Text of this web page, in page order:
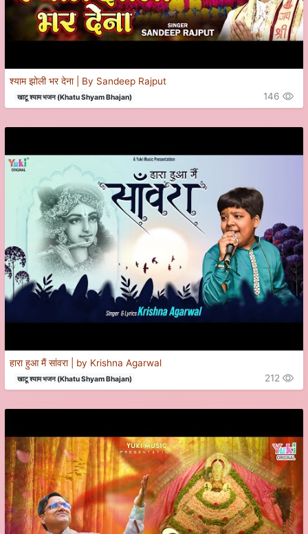
श्याम झोली भर देना | By Sandeep Rajput
खाटू श्याम भजन (Khatu Shyam Bhajan) 146
हारा हुआ मैं सांवरा | by Krishna Agarwal
खाटू श्याम भजन (Khatu Shyam Bhajan) 212